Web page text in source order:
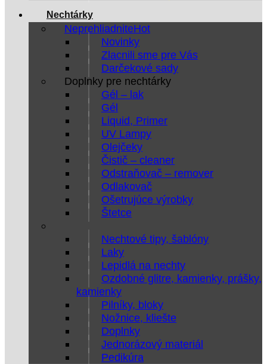
Nechtárky
Neprehliadnite
Novinky
Zlacnili sme pre Vás
Darčekové sady
Doplnky pre nechtárky
Gél – lak
Gél
Liquid, Primer
UV Lampy
Olejčeky
Čistič – cleaner
Odstraňovač – remover
Odlakovač
Ošetrujúce výrobky
Štetce
Nechtové tipy, šablóny
Laky
Lepidlá na nechty
Ozdobné glitre, kamienky, prášky,
kamienky
Pilníky, bloky
Nožnice, kliešte
Doplnky
Jednorázový materiál
Pedikúra